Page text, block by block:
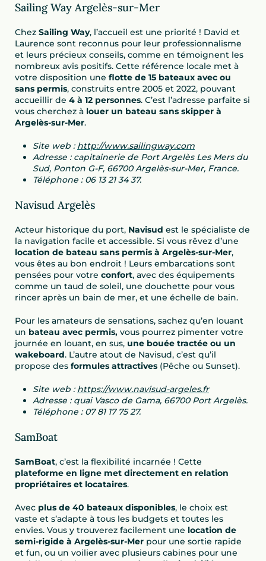
Sailing Way Argelès-sur-Mer
Chez Sailing Way, l’accueil est une priorité ! David et
Laurence sont reconnus pour leur professionnalisme
et leurs précieux conseils, comme en témoignent les
nombreux avis positifs. Cette référence locale met à
votre disposition une flotte de 15 bateaux avec ou
sans permis, construits entre 2005 et 2022, pouvant
accueillir de 4 à 12 personnes. C’est l’adresse parfaite si
vous cherchez à louer un bateau sans skipper à
Argelès-sur-Mer.
Site web :http://www.sailingway.com
Adresse : capitainerie de Port Argelès Les Mers du
Sud, Ponton G-F, 66700 Argelès-sur-Mer, France.
Téléphone : 06 13 21 34 37.
Navisud Argelès
Acteur historique du port, Navisud est le spécialiste de
la navigation facile et accessible. Si vous rêvez d’une
location de bateau sans permis à Argelès-sur-Mer,
vous êtes au bon endroit ! Leurs embarcations sont
pensées pour votre confort, avec des équipements
comme un taud de soleil, une douchette pour vous
rincer après un bain de mer, et une échelle de bain.
Pour les amateurs de sensations, sachez qu’en louant
un bateau avec permis, vous pourrez pimenter votre
journée en louant, en sus, une bouée tractée ou un
wakeboard. L’autre atout de Navisud, c’est qu’il
propose des formules attractives (Pêche ou Sunset).
Site web :https://www.navisud-argeles.fr
Adresse : quai Vasco de Gama, 66700 Port Argelès.
Téléphone : 07 81 17 75 27.
SamBoat
SamBoat, c’est la flexibilité incarnée ! Cette
plateforme en ligne met directement en relation
propriétaires et locataires.
Avec plus de 40 bateaux disponibles, le choix est
vaste et s’adapte à tous les budgets et toutes les
envies. Vous y trouverez facilement une location de
semi-rigide à Argelès-sur-Mer pour une sortie rapide
et fun, ou un voilier avec plusieurs cabines pour une